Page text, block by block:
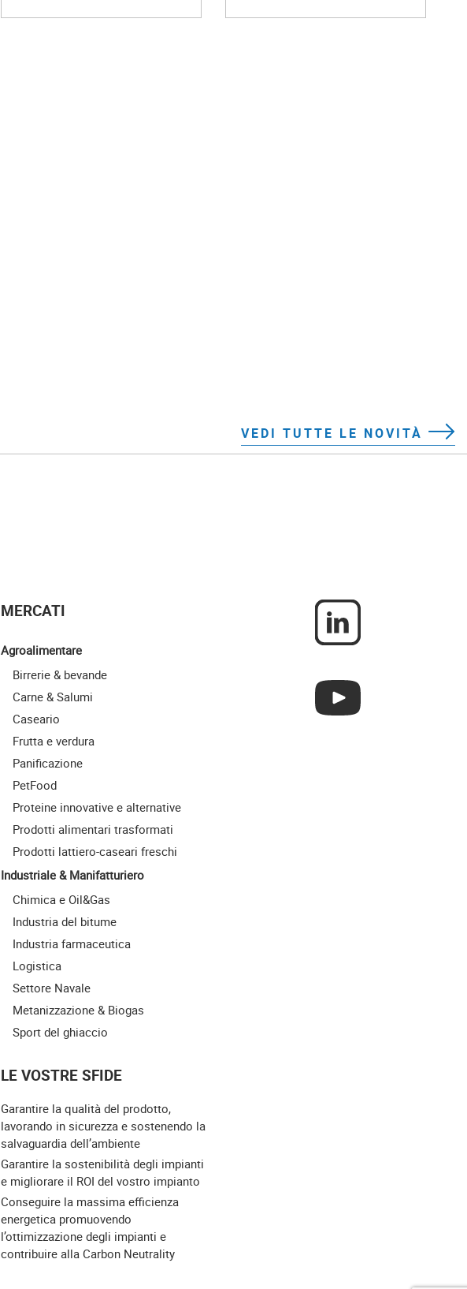
VEDI TUTTE LE NOVITÀ
MERCATI
Agroalimentare
Birrerie & bevande
Carne & Salumi
Caseario
Frutta e verdura
Panificazione
PetFood
Proteine innovative e alternative
Prodotti alimentari trasformati
Prodotti lattiero-caseari freschi
Industriale & Manifatturiero
Chimica e Oil&Gas
Industria del bitume
Industria farmaceutica
Logistica
Settore Navale
Metanizzazione & Biogas
Sport del ghiaccio
LE VOSTRE SFIDE
Garantire la qualità del prodotto,
lavorando in sicurezza e sostenendo la
salvaguardia dell’ambiente
Garantire la sostenibilità degli impianti
e migliorare il ROI del vostro impianto
Conseguire la massima efficienza
energetica promuovendo
l’ottimizzazione degli impianti e
contribuire alla Carbon Neutrality